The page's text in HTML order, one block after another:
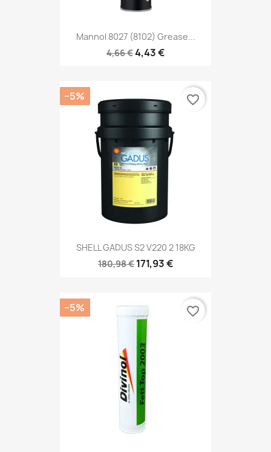
Mannol 8027 (8102) Grease...
4,66 €4,43 €
SHELL GADUS S2 V220 2 18KG
180,98 € 171,93 €
−5% favorite_border
−5% favorite_border